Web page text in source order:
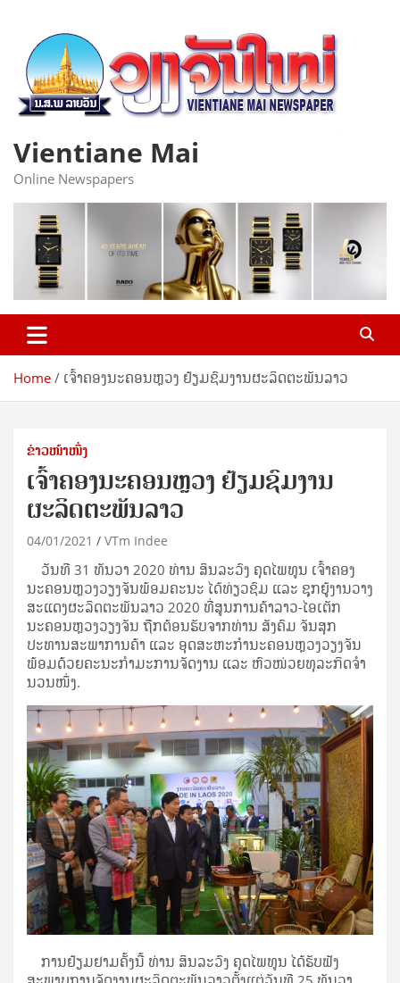
content
Vientiane Mai
Online Newspapers
Home ເຈົ້າຄອງນະຄອນຫຼວງ ຢ້ຽມຊົມງານຜະລິດຕະພັນລາວ
ຂ່າວໜ້າໜຶ່ງ
ເຈົ້າຄອງນະຄອນຫຼວງ ຢ້ຽມຊົມງານ
ຜະລິດຕະພັນລາວ
04/01/2021 VTm Indee
ວັນທີ 31 ທັນວາ 2020 ທ່ານ ສິນລະວົງ ຄຸດໄພທູນ ເຈົ້າຄອງ
ນະຄອນຫຼວງວຽງຈັນພ້ອມຄະນະ ໄດ້ທ່ຽວຊົມ ແລະ ຊຸກຍູ້ງານວາງ
ສະແດງຜະລິດຕະພັນລາວ 2020 ທີ່ສູນການຄ້າລາວ-ໄອເຕັກ
ນະຄອນຫຼວງວຽງຈັນ ຖືກຕ້ອນຮັບຈາກທ່ານ ສັງຄົມ ຈັນສຸກ
ປະທານສະພາການຄ້າ ແລະ ອຸດສະຫະກໍານະຄອນຫຼວງວຽງຈັນ
ພ້ອມດ້ວຍຄະນະກໍາມະການຈັດງານ ແລະ ຫົວໜ່ວຍທຸລະກິດຈໍາ
ນວນໜຶ່ງ.
ການຢ້ຽມຢາມຄັ້ງນີ້ ທ່ານ ສິນລະວົງ ຄຸດໄພທູນ ໄດ້ຮັບຟັງ